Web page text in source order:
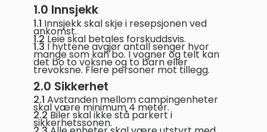
1.0 Innsjekk
1.1 Innsjekk skal skje i resepsjonen ved
ankomst.
1.2Leie skal betales forskuddsvis.
1.3 I hyttene avgjør antall senger hvor
mange som kan bo. I vogner og telt kan
det bo to voksne og to barn eller
trevoksne. Flere personer mot tillegg.
2.0 Sikkerhet
2.1 Avstanden mellom campingenheter
skal være minimum 4 meter.
2.2Biler skal ikke stå parkert i
sikkerhetssonen.